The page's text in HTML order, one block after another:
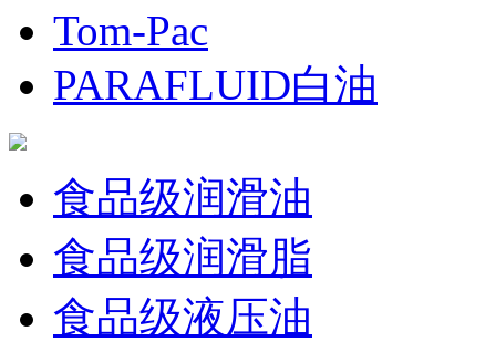
Tom-Pac
PARAFLUID白油
食品级润滑油
食品级润滑脂
食品级液压油